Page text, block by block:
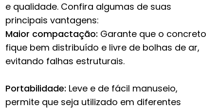
e qualidade. Confira algumas de suas
principais vantagens:
Maior compactação: Garante que o concreto
fique bem distribuído e livre de bolhas de ar,
evitando falhas estruturais.
Portabilidade: Leve e de fácil manuseio,
permite que seja utilizado em diferentes